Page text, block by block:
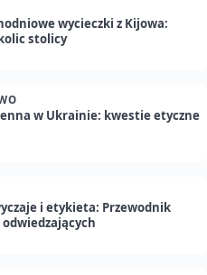
wycieczki z Kijowa:
stolicy
w Ukrainie: kwestie etyczne
i etykieta: Przewodnik